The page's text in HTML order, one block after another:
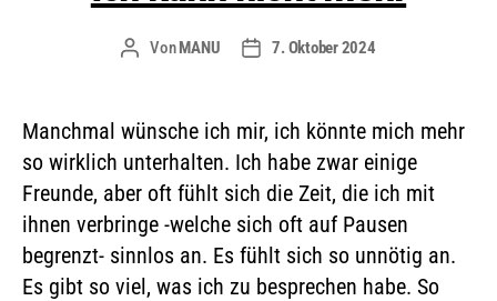
VonMANU 7. Oktober 2024
Manchmal wünsche ich mir, ich könnte mich mehr
so wirklich unterhalten. Ich habe zwar einige
Freunde, aber oft fühlt sich die Zeit, die ich mit
ihnen verbringe -welche sich oft auf Pausen
begrenzt- sinnlos an. Es fühlt sich so unnötig an.
Es gibt so viel, was ich zu besprechen habe. So